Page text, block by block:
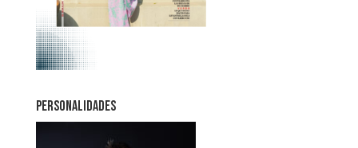
PERSONALIDADES